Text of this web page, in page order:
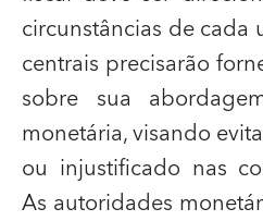
circunstâncias de cada
centrais precisarão
sobre sua
monetária, visando
ou injustificado nas
As autoridades